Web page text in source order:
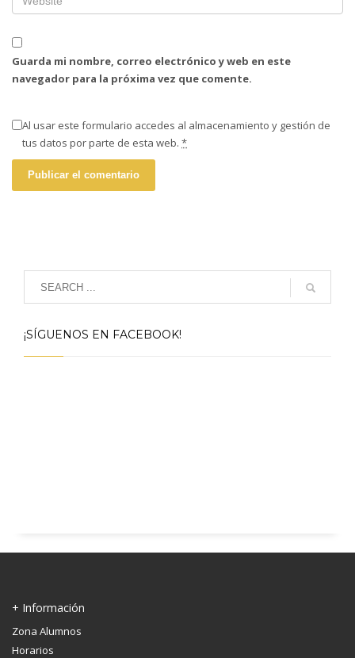
Guarda mi nombre, correo electrónico y web en este
navegador para la próxima vez que comente.
Al usar este formulario accedes al almacenamiento y gestión de
tus datos por parte de esta web. *
¡SÍGUENOS EN FACEBOOK!
+ Información
Zona Alumnos
Horarios